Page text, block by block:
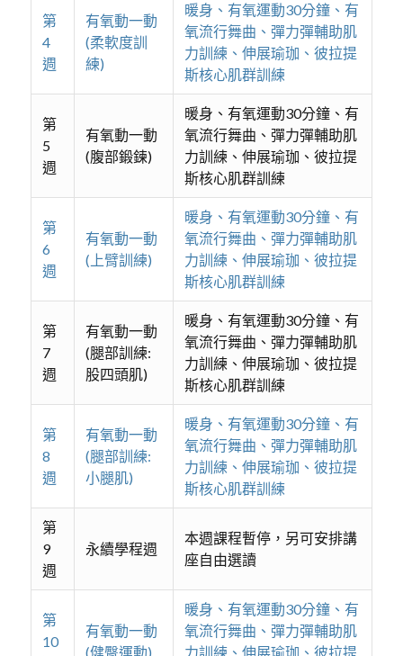
第
4
週
有氧動一動
(柔軟度訓
練)
暖身、有氧運動30分鐘、有
氧流行舞曲、彈力彈輔助肌
力訓練、伸展瑜珈、彼拉提
斯核心肌群訓練
第
5
週
有氧動一動
(腹部鍛鍊)
暖身、有氧運動30分鐘、有
氧流行舞曲、彈力彈輔助肌
力訓練、伸展瑜珈、彼拉提
斯核心肌群訓練
第
6
週
有氧動一動
(上臂訓練)
暖身、有氧運動30分鐘、有
氧流行舞曲、彈力彈輔助肌
力訓練、伸展瑜珈、彼拉提
斯核心肌群訓練
第
7
週
有氧動一動
(腿部訓練:
股四頭肌)
暖身、有氧運動30分鐘、有
氧流行舞曲、彈力彈輔助肌
力訓練、伸展瑜珈、彼拉提
斯核心肌群訓練
第
8
週
有氧動一動
(腿部訓練:
小腿肌)
暖身、有氧運動30分鐘、有
氧流行舞曲、彈力彈輔助肌
力訓練、伸展瑜珈、彼拉提
斯核心肌群訓練
第
9
週
永續學程週
本週課程暫停，另可安排講
座自由選讀
第
10
有氧動一動
(健臀運動)
暖身、有氧運動30分鐘、有
氧流行舞曲、彈力彈輔助肌
力訓練、伸展瑜珈、彼拉提